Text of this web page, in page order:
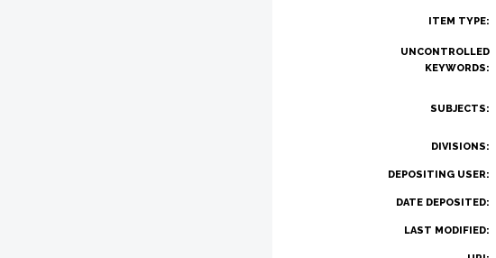
ITEM TYPE:
UNCONTROLLED
KEYWORDS:
SUBJECTS:
DIVISIONS:
DEPOSITING USER:
DATE DEPOSITED:
LAST MODIFIED: